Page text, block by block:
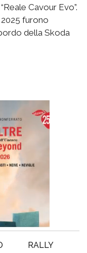
Cavour Evo”.
furono
della Skoda
RALLY